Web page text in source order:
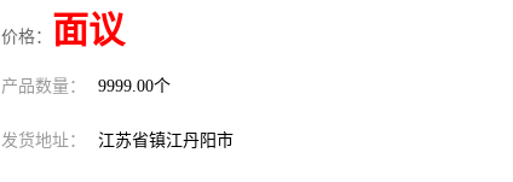
价格： 面议
产品数量： 9999.00个
发货地址： 江苏省镇江丹阳市